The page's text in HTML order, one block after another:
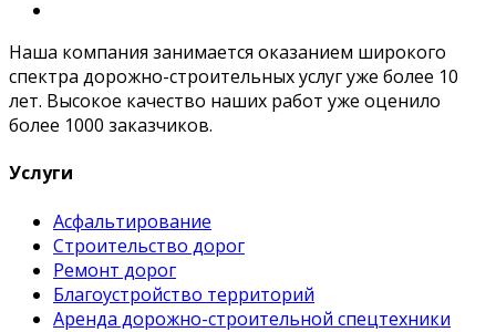
Наша компания занимается оказанием широкого
спектра дорожно-строительных услуг уже более 10
лет. Высокое качество наших работ уже оценило
более 1000 заказчиков.
Услуги
Асфальтирование
Строительство дорог
Ремонт дорог
Благоустройство территорий
Аренда дорожно-строительной спецтехники